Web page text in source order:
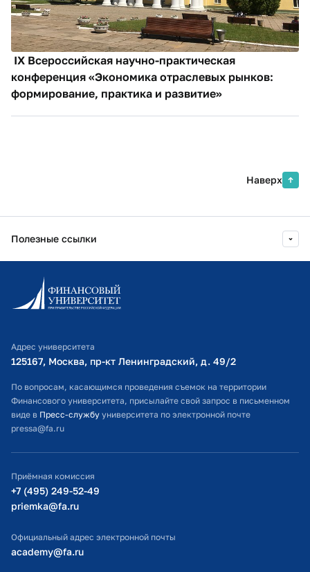
IX Всероссийская научно-практическая
конференция «Экономика отраслевых рынков:
формирование, практика и развитие»
Наверх
Полезные ссылки
Информационно-образовательный портал
Личный кабинет поступающего
Оплата обучения
Расписание занятий
Студенческий офис
Официальный адрес электронной почты
Министерство просвещения РФ
Министерство науки и высшего образования РФ
Адрес университета
125167, Москва, пр-кт Ленинградский, д. 49/2​
По вопросам, касающимся проведения съемок на территории
Финансового университета, присылайте свой запрос в письменном
виде в Пресс-службу университета по электронной почте
pressa@fa.ru
Приёмная комиссия
+7 (495) 249-52-49
priemka@fa.ru
Официальный адрес электронной почты
academy@fa.ru